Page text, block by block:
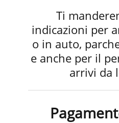
Ti
indicazioni per
o in auto,
e anche per il
arrivi da